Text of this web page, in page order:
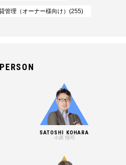
管理（オーナー様向け）(255)
PERSON
SATOSHI KOHARA
小原 悟司